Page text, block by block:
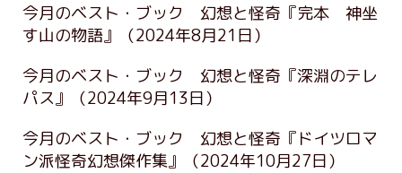
今月のベスト・ブック 幻想と怪奇『完本 神坐
す山の物語』
（2024年8月21日）
今月のベスト・ブック 幻想と怪奇『深淵のテレ
パス』
（2024年9月13日）
今月のベスト・ブック 幻想と怪奇『ドイツロマ
ン派怪奇幻想傑作集』
（2024年10月27日）